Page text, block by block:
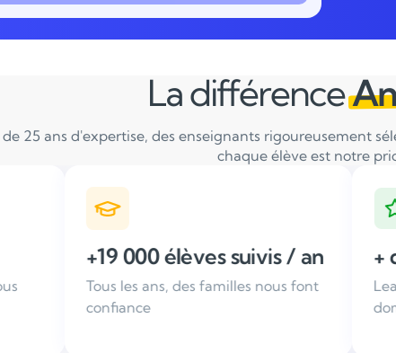
La différence
de 25 ans d'expertise, des enseignants rigoureusement
chaque élève est notre
suivis / an
familles nous font
+ de 25 ans
Leader du soutien scolaire à